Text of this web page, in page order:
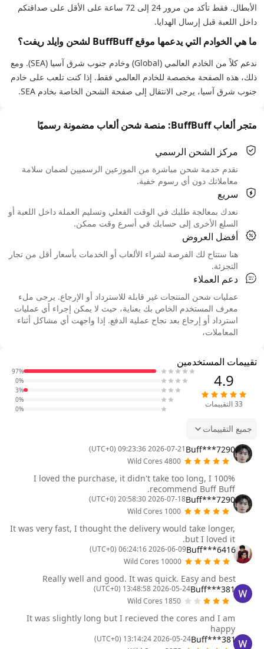
الأبطال. فقط تأكد من مرور 24 إلى 72 ساعة على الأقل على صداقتكم
داخل اللعبة قبل إرسال الهدايا.
ما هي الخوادم التي يدعمها موقع BuffBuff لشحن وايلد ريفت؟
ندعم كلاً من الخادم العالمي (Global) وخادم جنوب شرق آسيا (SEA). ومع
ذلك، هذه الصفحة مخصصة للخادم العالمي فقط. إذا كنت تلعب على خادم
جنوب شرق آسيا، يرجى الانتقال إلى صفحة الشحن الخاصة بخادم SEA.
متجر ألعاب BuffBuff: منصة شحن ألعاب مضمونة رسميًا
مركز الشحن الرسمي
نقدم خدمة شحن مباشرة من الموزعين الرسميين لضمان سلامة
معاملاتك دون أي رسوم خفية.
سريع
نعدك بمعالجة طلبك في الوقت الفعلي وتسليم العملة داخل اللعبة أو
السلع الأخرى إلى حسابك في أسرع وقت ممكن.
أفضل العروض
هنا ستتاح لك الفرصة لشراء الألعاب أو الخدمات بأسعار أقل من تجار
التجزئة.
دعم العملاء
عمليات شحن المنتجات غير قابلة للاسترداد أو الإرجاع. يرجى ملء
معرف المستخدم الخاص بك بعناية، حيث لا يمكن إجراء أي عمليات
استرداد أو إرجاع بعد نجاح عملية الدفع. إذا واجهت أي مشاكل أثناء
المعاملات،
تقييمات المستخدمين
4.9
33التقييمات
97%
0%
3%
0%
0%
جميع التقييمات
Buff***7290
2026-07-21 09:23:36 (UTC+0)
4800 Wild Cores
I loved the purchase, it didn't take too long, I 100%
recommend Buff Buff.
Buff***7290
2026-07-18 20:58:30 (UTC+0)
1000 Wild Cores
It was very fast, I thought the delivery would take longer,
but I loved it.
Buff***6416
2026-06-09 06:24:16 (UTC+0)
10000 Wild Cores
Really well and good. It was quick. Easy and best
Buff***381
2026-05-24 13:48:58 (UTC+0)
1850 Wild Cores
It was slightly long but I recieved the cores and I am
happy
Buff***381
2026-05-24 13:14:24 (UTC+0)